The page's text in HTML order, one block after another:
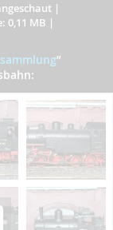
|
0,11 MB |
”